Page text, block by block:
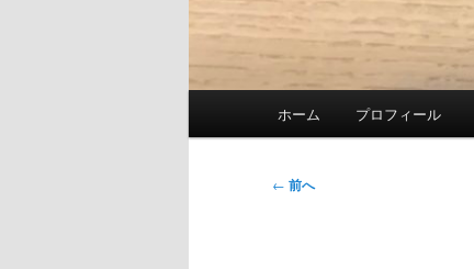
ホーム プロフィール
投
← 前へ